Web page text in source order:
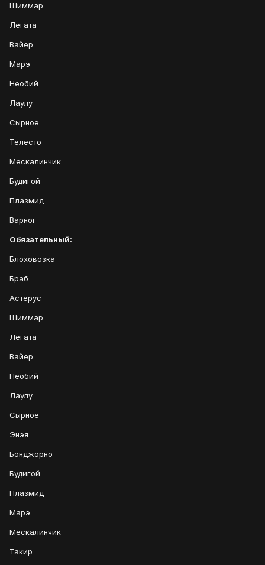
Шиммар
Легата
Вайер
Марэ
Необий
Лаулу
Сырное
Телесто
Мескалинчик
Будигой
Плазмид
Варног
Обязательный:
Блоховозка
Браб
Астерус
Шиммар
Легата
Вайер
Необий
Лаулу
Сырное
Энэя
Бонджорно
Будигой
Плазмид
Марэ
Мескалинчик
Такир